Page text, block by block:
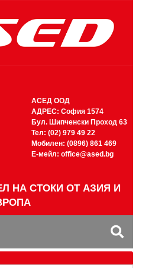
АСЕД ООД
АДРЕС: София 1574
Бул. Шипченски Проход 63
Тел: (02) 979 49 22
Мобилен: (0896) 861 469
Е-мейл: office@ased.bg
НА СТОКИ ОТ АЗИЯ И